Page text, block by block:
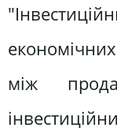
між